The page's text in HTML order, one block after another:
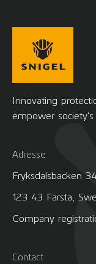
Innovating
empower society's
Adresse
Fryksdalsbacken
123 43 Farsta,
Company
Contact